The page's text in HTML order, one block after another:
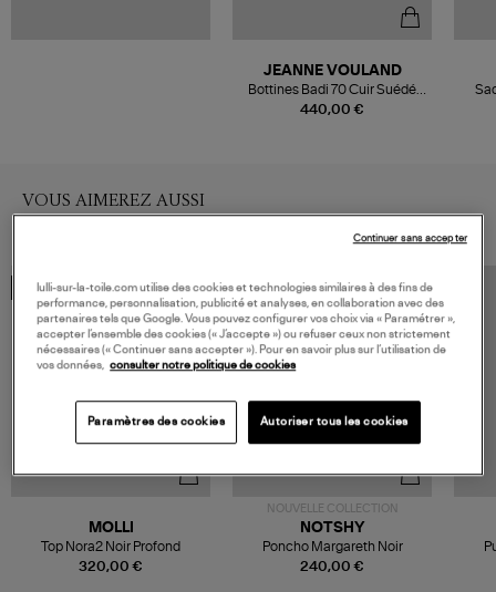
440,00 €
JEANNE VOULAND
Bottines Badi 70 Cuir Suédé
Noir
VOUS AIMEREZ AUSSI
MADE IN EUROPE
320,00 €
MOLLI
Top Nora2 Noir Profond
NOUVELLE COLLECTION
240,00 €
NOTSHY
Poncho Margareth Noir
lulli-sur-la-toile.com utilise des cookies et technologies similaires à des fins de
performance, personnalisation, publicité et analyses, en collaboration avec des
partenaires tels que Google. Vous pouvez configurer vos choix via « Paramétrer »,
accepter l’ensemble des cookies (« J’accepte ») ou refuser ceux non strictement
nécessaires (« Continuer sans accepter »). Pour en savoir plus sur l’utilisation de
vos données, consulter notre politique de cookies
Paramètres des cookies Autoriser tous les cookies
Continuer sans accepter